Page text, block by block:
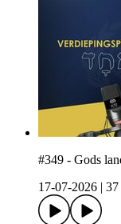
#349 - Gods
17-07-2026